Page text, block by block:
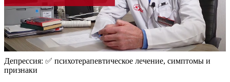
Депрессия: ✅ психотерапевтическое лечение, симптомы и
признаки